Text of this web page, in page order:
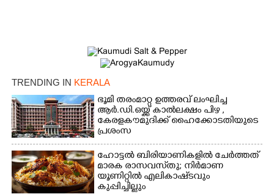
TRENDING IN KERALA
ഭൂമി തരംമാറ്റ ഉത്തരവ് ലംഘിച്ച
ആർ.ഡി.ഒയ്ക്ക് കാൽലക്ഷം പിഴ ,​
കേരളകൗമുദിക്ക് ഹൈക്കോടതിയുടെ
പ്രശംസ
ഹോട്ടൽ ബിരിയാണികളിൽ ചേർത്തത്
മാരക രാസവസ്‌തു; നിർമാണ
യൂണിറ്റിൽ എലികാഷ്‌ടവും
കുപ്പിച്ചില്ലും